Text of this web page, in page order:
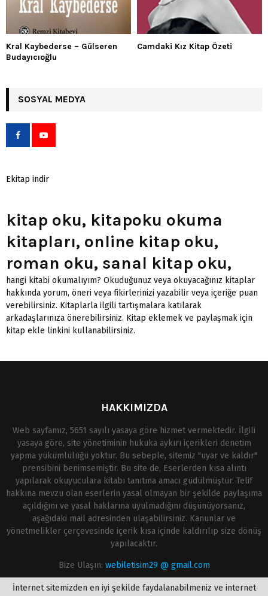
Kral Kaybederse – Gülseren
Budayıcıoğlu
Camdaki Kız Kitap Özeti
SOSYAL MEDYA
Ekitap indir
kitap oku, kitapoku okuma
kitapları, online kitap oku,
roman oku, sanal kitap oku,
hangi kitabi okumalıyım? Okuduğunuz veya okuyacağınız kitaplar
hakkında yorum, öneri veya fikirlerinizi yazabilir veya içeriğe puan
verebilirsiniz. Kitaplarla ilgili tartışmalara katılarak
arkadaşlarınıza önerebilirsiniz. Kitap eklemek ve paylaşmak için
kitap ekle linkini kullanabilirsiniz.
HAKKIMIZDA
Web sayfamız, 5651 sayılı yasaya göre hizmet vermektedir. İlgili
yasaya göre, site yönetiminin hukuka aykırı içerikleri denetim
yapma yükümlülüğü yoktur. Bu sebeple, sitemiz "uyar ve kaldır"
prensibini benimsemiştir. Bu site de, Eserlerden kısa alıntı
yapılarak okuyuculara kitabı tanıtma amacı güdülmüştür. Telif
hakkına mevzu olan eserlerin yasal olmayan bir şekilde paylaşıma
açıldığını ve yasal haklarına uyulmadığını düşünüyorsanız,
aşağıdaki mail adresinden ulaşabilirsiniz. Kanunlar ve
yönetmelikler çerçevesinde içerik kısa içinde kaldırılıp size dönüş
yapılacaktır.
Bize Ulaşın: webiletisim29 @ gmail.com
İnternet sitemizden en iyi şekilde faydalanabilmeniz ve internet